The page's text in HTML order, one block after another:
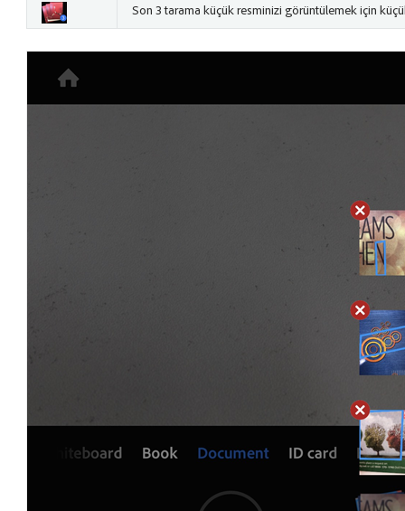
Son 3 tarama küçük resminizi görüntülemek için